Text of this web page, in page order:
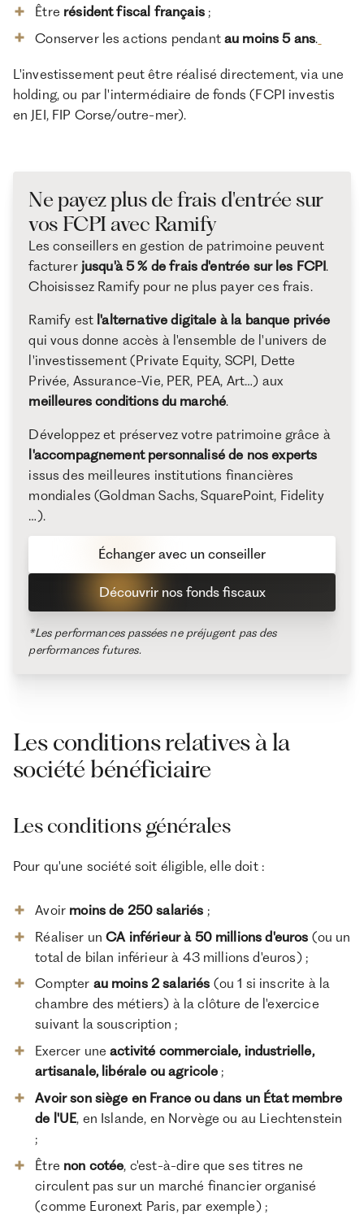
Être résident fiscal français;
Conserver les actions pendant au moins 5 ans.
L'investissement peut être réalisé directement, via une
holding, ou par l'intermédiaire de fonds (FCPI investis
en JEI, FIP Corse/outre-mer).
Ne payez plus de frais d'entrée sur
vos FCPI avec Ramify
Les conseillers en gestion de patrimoine peuvent
facturer jusqu'à 5 % de frais d'entrée sur les FCPI.
Choisissez Ramify pour ne plus payer ces frais.
Ramify est l'alternative digitale à la banque privée
qui vous donne accès à l'ensemble de l'univers de
l'investissement (Private Equity, SCPI, Dette
Privée, Assurance-Vie, PER, PEA, Art…) aux
meilleures conditions du marché.
Développez et préservez votre patrimoine grâce à
l'accompagnement personnalisé de nos experts
issus des meilleures institutions financières
mondiales (Goldman Sachs, SquarePoint, Fidelity
…).
Découvrir nos fonds fiscaux
Échanger avec un conseiller
*Les performances passées ne préjugent pas des
performances futures.
Les conditions relatives à la
société bénéficiaire
Les conditions générales
Pour qu'une société soit éligible, elle doit :
Avoir moins de 250 salariés ;
Réaliser unCA inférieur à 50 millions d'euros (ou un
total de bilan inférieur à 43 millions d'euros) ;
Compter au moins 2 salariés (ou 1 si inscrite à la
chambre des métiers) à la clôture de l'exercice
suivant la souscription ;
Exercer uneactivité commerciale, industrielle,
artisanale, libérale ou agricole ;
Avoir son siège en France ou dans un État membre
de l'UE, en Islande, en Norvège ou au Liechtenstein
;
Être non cotée, c'est-à-dire que ses titres ne
circulent pas sur un marché financier organisé
(comme Euronext Paris, par exemple) ;